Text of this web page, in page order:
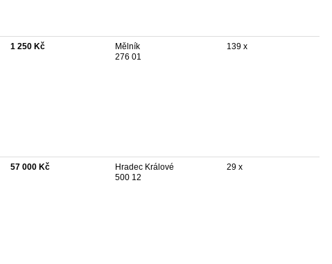
1 250 Kč
Mělník
276 01
139 x
57 000 Kč
Hradec Králové
500 12
29 x